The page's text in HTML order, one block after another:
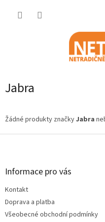
Jabra
Žádné produkty značkyJabra
Z
Informace pro vás
Kontakt
Doprava a platba
Všeobecné obchodní podmínky